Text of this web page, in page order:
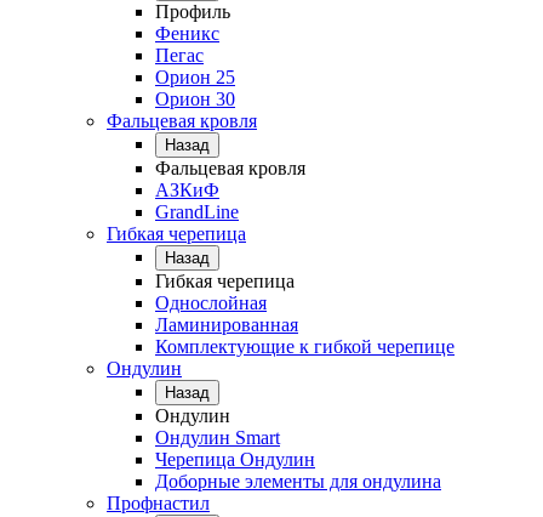
Профиль
Феникс
Пегас
Орион 25
Орион 30
Фальцевая кровля
Назад
Фальцевая кровля
АЗКиФ
GrandLine
Гибкая черепица
Назад
Гибкая черепица
Однослойная
Ламинированная
Комплектующие к гибкой черепице
Ондулин
Назад
Ондулин
Ондулин Smart
Черепица Ондулин
Доборные элементы для ондулина
Профнастил